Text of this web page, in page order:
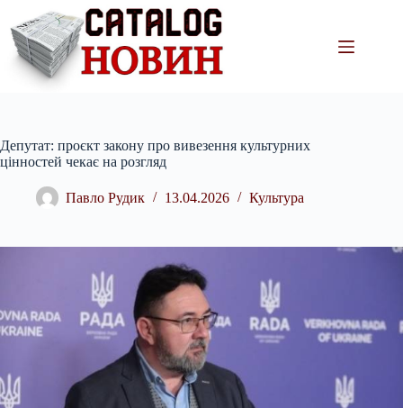
вмісту
Депутат: проєкт закону про вивезення культурних
цінностей чекає на розгляд
Павло Рудик 13.04.2026 Культура